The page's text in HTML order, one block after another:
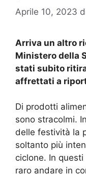
Aprile 10, 2023
Arriva un altro
Ministero della
stati subito
affrettati a
Di prodotti
sono stracolmi.
delle festività la
soltanto più
ciclone. In
raro andare in